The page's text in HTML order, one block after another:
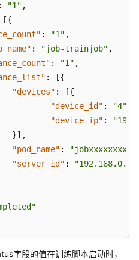
: "1" ,
[{
: "1" ,
: "job-trainjob" ,
: "1" ,
: [{
"devices" : [{
"device_id" : "4"
"device_ip" :
}] ,
"pod_name" :
"server_id" :
字段的值在训练脚本启动时，